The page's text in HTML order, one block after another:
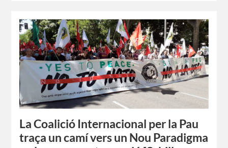
La Coalició Internacional per la Pau
traça un camí vers un Nou Paradigma